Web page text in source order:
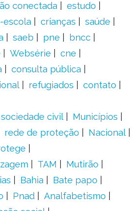
conectada
estudo
escola crianças
saúde
saeb pne
bncc
Websérie
cne
consulta pública
refugiados
contato
civil
Municípios
rede de proteção
Nacional
TAM
Mutirão
Bahia
Bate papo
Pnad
Analfabetismo